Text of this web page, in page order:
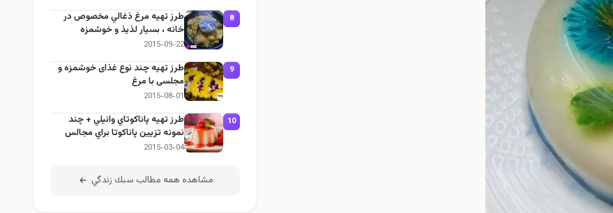
8
طرز تهيه مرغ ذغالي مخصوص در
خانه ، بسيار لذيذ و خوشمزه
2015-09-22
9
طرز تهيه چند نوع غذای خوشمزه و
مجلسی با مرغ
2015-08-01
10
طرز تهيه پاناكوتاي وانيلي + چند
نمونه تزيين پاناكوتا براي مجالس
2015-03-04
مشاهده همه مطالب سبك زندگي